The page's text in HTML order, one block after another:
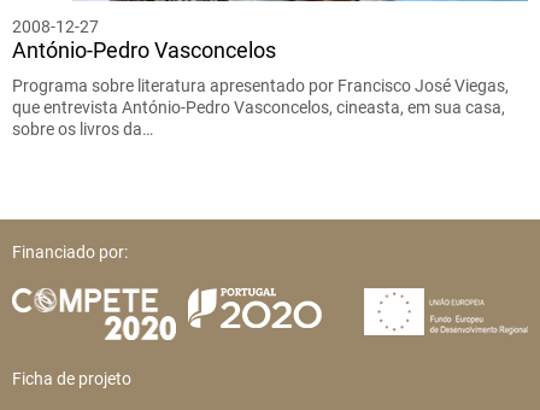
2008-12-27
António-Pedro Vasconcelos
Programa sobre literatura apresentado por Francisco José Viegas,
que entrevista António-Pedro Vasconcelos, cineasta, em sua casa,
sobre os livros da…
Financiado por:
Ficha de projeto